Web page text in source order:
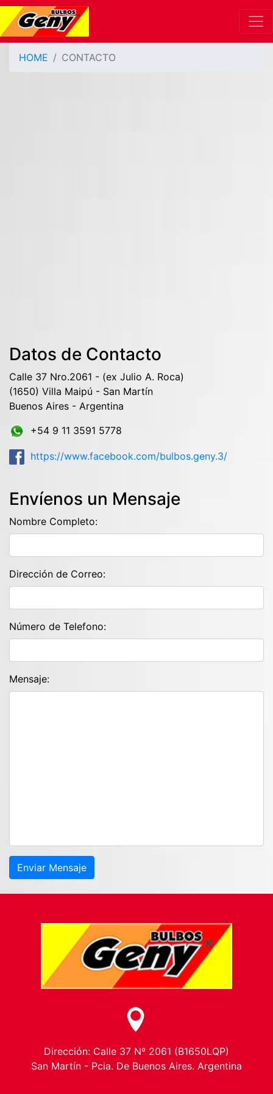
HOME CONTACTO
Datos de Contacto
Calle 37 Nro.2061 - (ex Julio A. Roca)
(1650) Villa Maipú - San Martín
Buenos Aires - Argentina
+54 9 11 3591 5778
https://www.facebook.com/bulbos.geny.3/
Envíenos un Mensaje
Nombre Completo:
Dirección de Correo:
Número de Telefono:
Mensaje:
Enviar Mensaje
Dirección: Calle 37 Nº 2061 (B1650LQP)
San Martín - Pcia. De Buenos Aires. Argentina